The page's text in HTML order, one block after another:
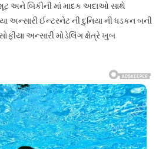
અને બિકીની માં માદક અદાઓ સાથે
અન્સારી ઈન્ટરનેટ ની દુનિયા ની ધડકન બની
અન્સારી મોડેલિંગ ક્ષેત્રે ખુબ